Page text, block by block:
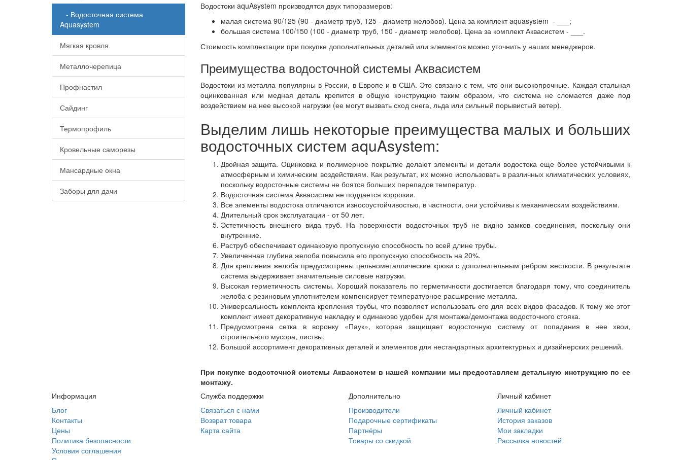
- Водосточная система
Aquasystem
Мягкая кровля
Металлочерепица
Профнастил
Сайдинг
Термопрофиль
Кровельные саморезы
Мансардные окна
Заборы для дачи
Водостоки aquAsystem производятся двух типоразмеров:
малая система 90/125 (90 - диаметр труб, 125 - диаметр желобов). Цена за комплект aquasystem - ___;
большая система 100/150 (100 - диаметр труб, 150 - диаметр желобов). Цена за комплект Аквасистем - ___.
Стоимость комплектации при покупке дополнительных деталей или элементов можно уточнить у наших менеджеров.
Преимущества водосточной системы Аквасистем
Водостоки из металла популярны в России, в Европе и в США. Это связано с тем, что они высокопрочные. Каждая стальная
оцинкованная или медная деталь крепится в общую конструкцию таким образом, что система не сломается даже под
воздействием на нее высокой нагрузки (ее могут вызвать сход снега, льда или сильный порывистый ветер).
Выделим лишь некоторые преимущества малых и больших
водосточных систем aquAsystem:
Двойная защита. Оцинковка и полимерное покрытие делают элементы и детали водостока еще более устойчивыми к
атмосферным и химическим воздействиям. Как результат, их можно использовать в различных климатических условиях,
поскольку водосточные системы не боятся больших перепадов температур.
Водосточная система Аквасистем не поддается коррозии.
Все элементы водостока отличаются износоустойчивостью, в частности, они устойчивы к механическим воздействиям.
Длительный срок эксплуатации - от 50 лет.
Эстетичность внешнего вида труб. На поверхности водосточных труб не видно замков соединения, поскольку они
внутренние.
Раструб обеспечивает одинаковую пропускную способность по всей длине трубы.
Увеличенная глубина желоба повысила его пропускную способность на 20%.
Для крепления желоба предусмотрены цельнометаллические крюки с дополнительным ребром жесткости. В результате
система выдерживает значительные силовые нагрузки.
Высокая герметичность системы. Хороший показатель по герметичности достигается благодаря тому, что соединитель
желоба с резиновым уплотнителем компенсирует температурное расширение металла.
Универсальность комплекта крепления трубы, что позволяет использовать его для всех видов фасадов. К тому же этот
комплект имеет декоративную накладку и одинаково удобен для монтажа/демонтажа водосточного стояка.
Предусмотрена сетка в воронку «Паук», которая защищает водосточную систему от попадания в нее хвои,
строительного мусора, листвы.
Большой ассортимент декоративных деталей и элементов для нестандартных архитектурных и дизайнерских решений.
При покупке водосточной системы Аквасистем в нашей компании мы предоставляем детальную инструкцию по ее
монтажу.
Информация
Блог
Контакты
Цены
Политика безопасности
Условия соглашения
Служба поддержки
Связаться с нами
Возврат товара
Карта сайта
Дополнительно
Производители
Подарочные сертификаты
Партнёры
Товары со скидкой
Личный кабинет
Личный кабинет
История заказов
Мои закладки
Рассылка новостей